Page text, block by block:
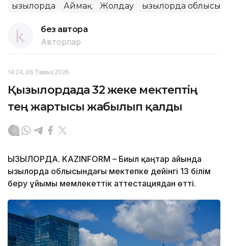
Қызылорда Аймақ Жолдау Қызылорда облысы
без автора
Авторлар
14:24, 06 Тамыз 2026
Қызылордада 32 жеке мектептің
тең жартысы жабылып қалды
ҚЫЗЫЛОРДА. KAZINFORM – Биыл қаңтар айында
Қызылорда облысындағы мектепке дейінгі 13 білім
беру ұйымы мемлекеттік аттестациядан өтті.